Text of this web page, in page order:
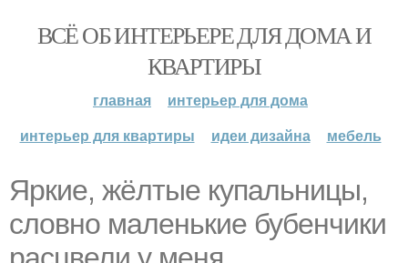
ВСЁ ОБ ИНТЕРЬЕРЕ ДЛЯ ДОМА И
КВАРТИРЫ
главная
интерьер для дома
интерьер для квартиры
идеи дизайна мебель
Яркие, жёлтые купальницы,
словно маленькие бубенчики